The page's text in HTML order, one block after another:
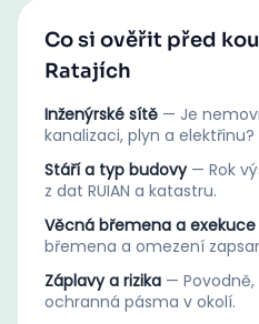
Co si ověřit před
Ratajích
Inženýrské sítě — Je
kanalizaci, plyn a elektřinu?
Stáří a typ budovy — Rok
z dat RUIAN a katastru.
Věcná břemena a exekuce
břemena a omezení
Záplavy a rizika —
ochranná pásma v okolí.